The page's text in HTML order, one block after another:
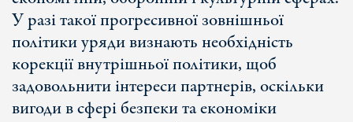
У разі такої прогресивної зовнішньої
політики уряди визнають необхідність
корекції внутрішньої політики, щоб
задовольнити інтереси партнерів, оскільки
вигоди в сфері безпеки та економіки